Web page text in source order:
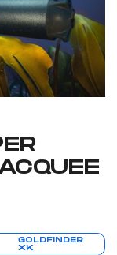
GOLDFINDER
XK